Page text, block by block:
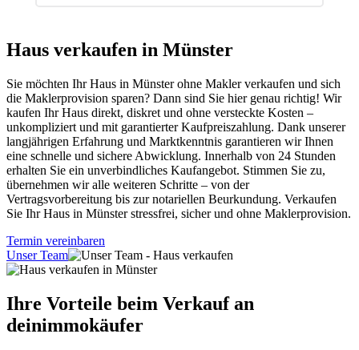
Haus verkaufen in Münster
Sie möchten Ihr Haus in Münster ohne Makler verkaufen und sich
die Maklerprovision sparen? Dann sind Sie hier genau richtig! Wir
kaufen Ihr Haus direkt, diskret und ohne versteckte Kosten –
unkompliziert und mit garantierter Kaufpreiszahlung. Dank unserer
langjährigen Erfahrung und Marktkenntnis garantieren wir Ihnen
eine schnelle und sichere Abwicklung. Innerhalb von 24 Stunden
erhalten Sie ein unverbindliches Kaufangebot. Stimmen Sie zu,
übernehmen wir alle weiteren Schritte – von der
Vertragsvorbereitung bis zur notariellen Beurkundung. Verkaufen
Sie Ihr Haus in Münster stressfrei, sicher und ohne Maklerprovision.
Termin vereinbaren
Unser Team
Ihre Vorteile beim Verkauf an
deinimmokäufer